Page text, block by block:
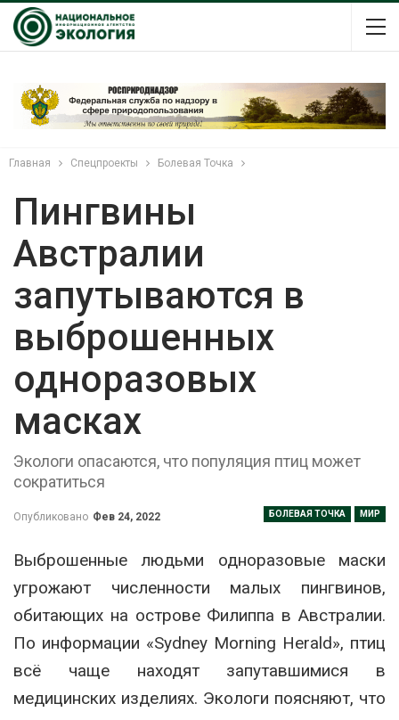
Главная Спецпроекты Болевая Точка
Пингвины
Австралии
запутываются в
выброшенных
одноразовых
масках
Экологи опасаются, что популяция птиц может
сократиться
БОЛЕВАЯ ТОЧКА МИР
Опубликовано Фев 24, 2022
Выброшенные людьми одноразовые маски
угрожают численности малых пингвинов,
обитающих на острове Филиппа в Австралии.
По информации «Sydney Morning Herald», птиц
всё чаще находят запутавшимися в
медицинских изделиях. Экологи поясняют, что